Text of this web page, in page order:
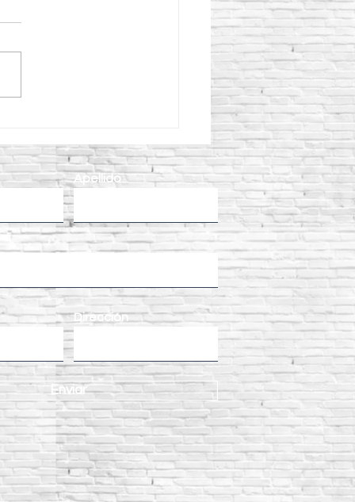
más resistente?
Apellido
Dirección
Enviar